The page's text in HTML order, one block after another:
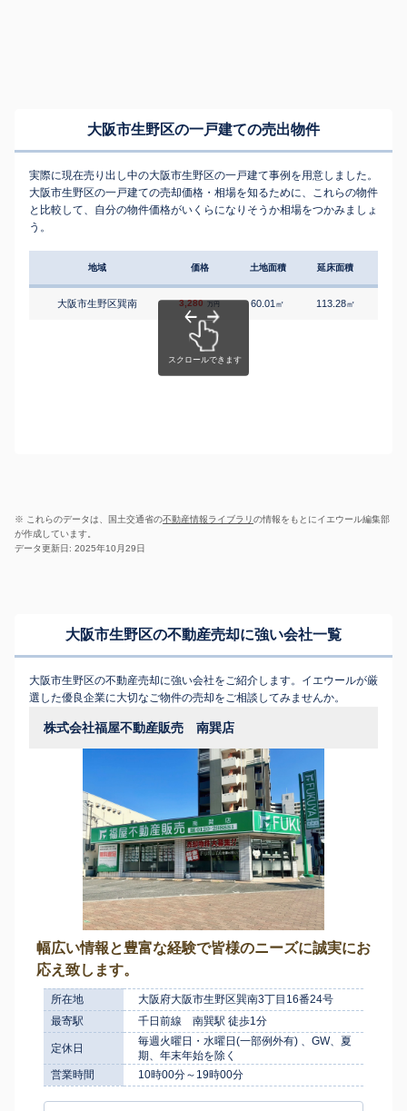
大阪市生野区の一戸建ての売出物件
実際に現在売り出し中の大阪市生野区の一戸建て事例を用意しました。
大阪市生野区の一戸建ての売却価格・相場を知るために、これらの物件
と比較して、自分の物件価格がいくらになりそうか相場をつかみましょ
う。
地域 価格 土地面積 延床面積
大阪市生野区巽南 3,280 万円 60.01 ㎡ 113.28㎡
※ これらのデータは、国土交通省の不動産情報ライブラリの情報をもとにイエウール編集部
が作成しています。
データ更新日: 2025年10月29日
大阪市生野区の不動産売却に強い会社一覧
大阪市生野区の不動産売却に強い会社をご紹介します。イエウールが厳
選した優良企業に大切なご物件の売却をご相談してみませんか。
株式会社福屋不動産販売 南巽店
幅広い情報と豊富な経験で皆様のニーズに誠実にお
応え致します。
所在地
大阪府大阪市生野区巽南3丁目16番24号
最寄駅
千日前線 南巽駅 徒歩1分
定休日
毎週火曜日・水曜日(一部例外有) 、GW、夏
期、年末年始を除く
営業時間
10時00分～19時00分